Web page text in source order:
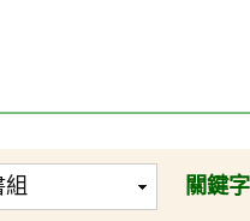
關鍵字